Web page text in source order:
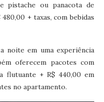
pistache ou panacota de
+ taxas, com bebidas
noite em uma experiência
oferecem pacotes com
flutuante + R$ 440,00 em
no apartamento.